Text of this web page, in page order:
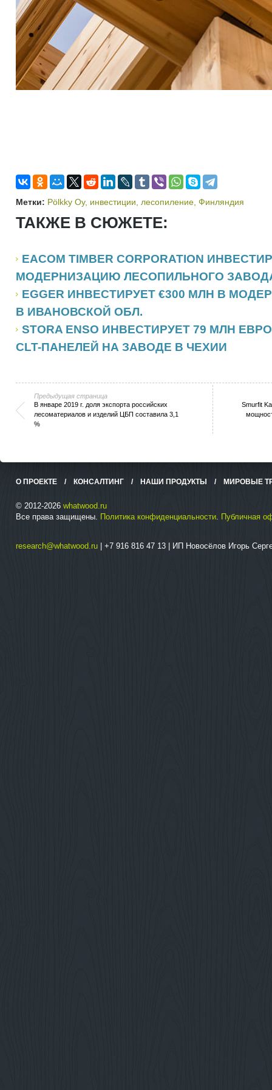
Метки: Pölkky Oy, инвестиции, лесопиление, Финляндия
ТАКЖЕ В СЮЖЕТЕ:
EACOM TIMBER CORPORATION
МОДЕРНИЗАЦИЮ ЛЕСОПИЛЬНОГО
EGGER ИНВЕСТИРУЕТ €300 МЛН В
В ИВАНОВСКОЙ ОБЛ.
STORA ENSO ИНВЕСТИРУЕТ 79 МЛН
CLT-ПАНЕЛЕЙ НА ЗАВОДЕ В ЧЕХИИ
Предыдущая страница
В январе 2019 г. доля экспорта российских
лесоматериалов и изделий ЦБП составила 3,1
%
Smurfit
О ПРОЕКТЕ / КОНСАЛТИНГ / НАШИ ПРОДУКТЫ / МИРОВЫЕ
© 2012-2026 whatwood.ru
Все права защищены. Политика конфиденциальности. Публичная
research@whatwood.ru | +7 916 816 47 13 | ИП Новосёлов Игорь